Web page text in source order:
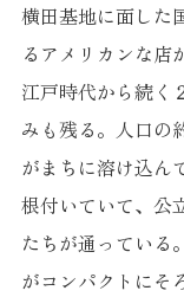
横田基地に面した
るアメリカンな店
江戸時代から続く
みも残る。人口の
がまちに溶け込ん
根付いていて、公
たちが通っている
がコンパクトにそ